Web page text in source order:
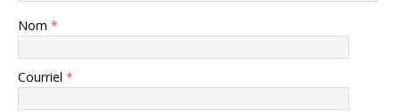
Nom *
Courriel *